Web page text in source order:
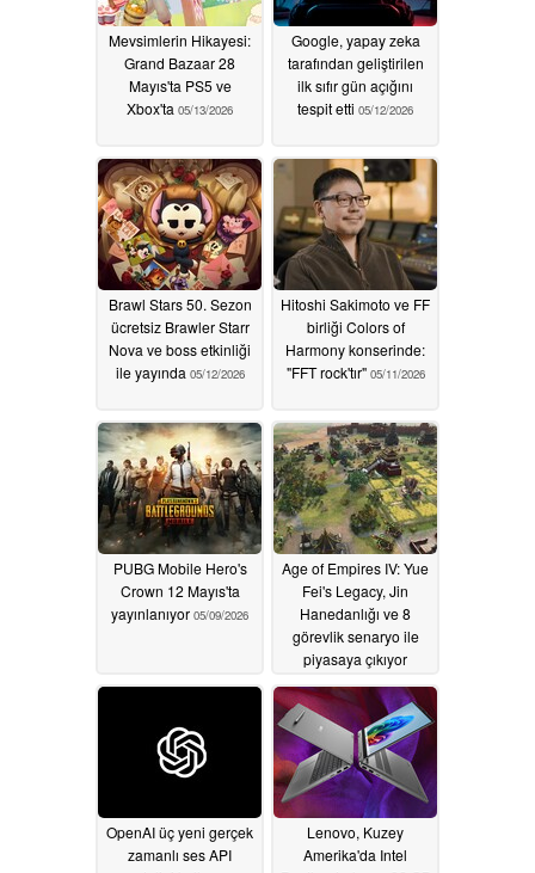
Mevsimlerin Hikayesi:
Grand Bazaar 28
Mayıs'ta PS5 ve
Xbox'ta 05/13/2026
Google, yapay zeka
tarafından geliştirilen
ilk sıfır gün açığını
tespit etti 05/12/2026
Brawl Stars 50. Sezon
ücretsiz Brawler Starr
Nova ve boss etkinliği
ile yayında 05/12/2026
Hitoshi Sakimoto ve FF
birliği Colors of
Harmony konserinde:
"FFT rock'tır" 05/11/2026
PUBG Mobile Hero's
Crown 12 Mayıs'ta
yayınlanıyor 05/09/2026
Age of Empires IV: Yue
Fei's Legacy, Jin
Hanedanlığı ve 8
görevlik senaryo ile
piyasaya çıkıyor
05/09/2026
OpenAI üç yeni gerçek
zamanlı ses API
Lenovo, Kuzey
Amerika'da Intel